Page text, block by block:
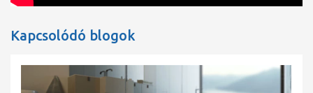
Kapcsolódó blogok